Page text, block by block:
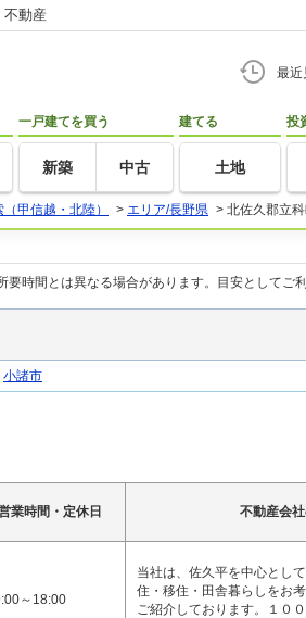
不動産
最近
一戸建てを買う
新築 中古
建てる
土地
投
甲信越・北陸） > エリア/長野県 > 北佐久郡立
時間とは異なる場合があります。目安としてご利
小諸市
業時間・定休日 不動産会
～18:00
当社は、佐久平を中心とし
住・移住・田舎暮らしをお
ご紹介しております。１０